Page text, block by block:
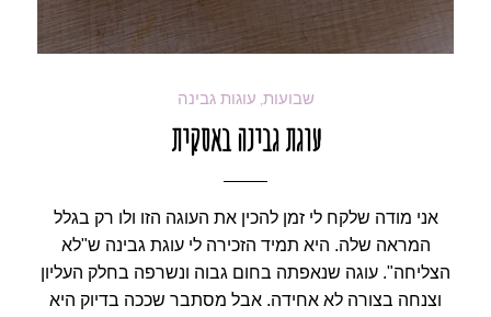
שבועות, עוגות גבינה
עוגת גבינה באסקית
אני מודה שלקח לי זמן להכין את העוגה הזו ולו רק בגלל
המראה שלה. היא תמיד הזכירה לי עוגת גבינה ש"לא
הצליחה". עוגה שנאפתה בחום גבוה ונשרפה בחלק העליון
וצנחה בצורה לא אחידה. אבל מסתבר שככה בדיוק היא